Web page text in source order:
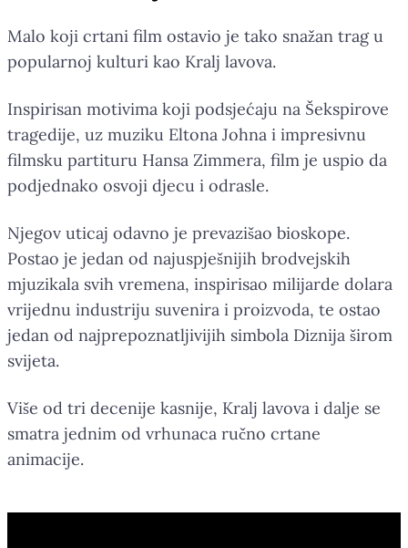
Malo koji crtani film ostavio je tako snažan trag u
popularnoj kulturi kao Kralj lavova.
Inspirisan motivima koji podsjećaju na Šekspirove
tragedije, uz muziku Eltona Johna i impresivnu
filmsku partituru Hansa Zimmera, film je uspio da
podjednako osvoji djecu i odrasle.
Njegov uticaj odavno je prevazišao bioskope.
Postao je jedan od najuspješnijih brodvejskih
mjuzikala svih vremena, inspirisao milijarde dolara
vrijednu industriju suvenira i proizvoda, te ostao
jedan od najprepoznatljivijih simbola Diznija širom
svijeta.
Više od tri decenije kasnije, Kralj lavova i dalje se
smatra jednim od vrhunaca ručno crtane
animacije.